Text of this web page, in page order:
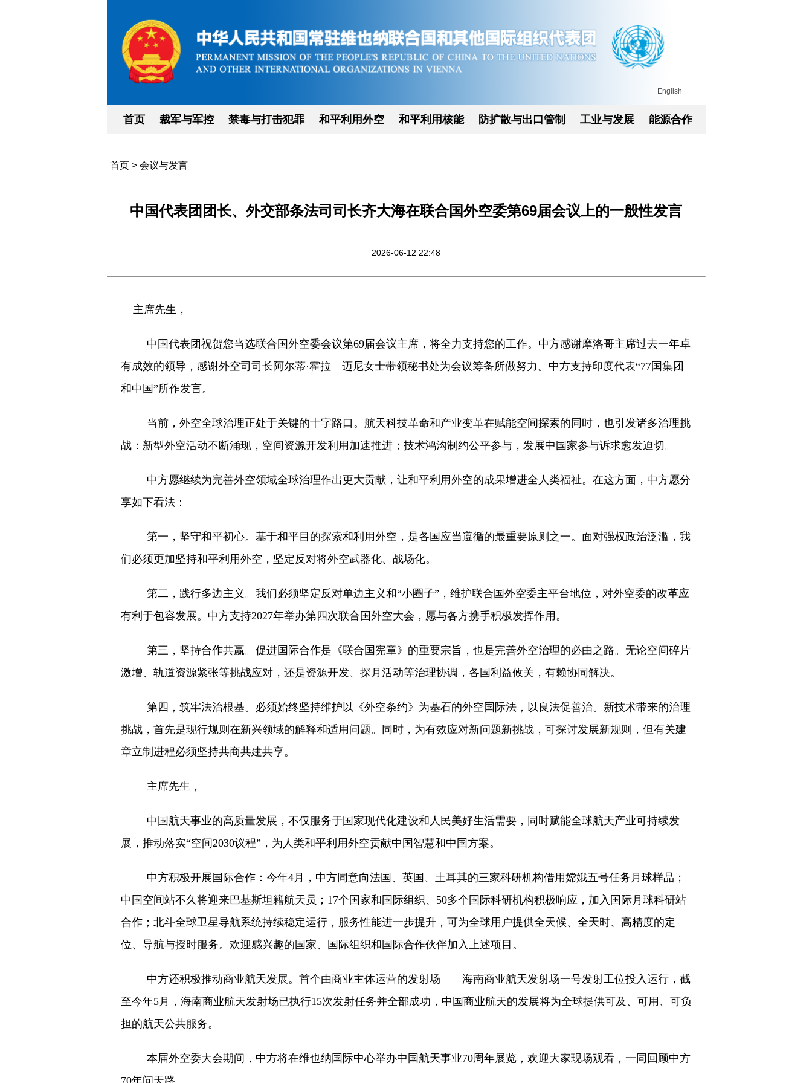
English
首页 裁军与军控 禁毒与打击犯罪 和平利用外空 和平利用核能 防扩散与出口管制 工业与发展 能源合作
首页> 会议与发言
中国代表团团长、外交部条法司司长齐大海在联合国外空委第69届会议上的一般性发言
2026-06-12 22:48
主席先生，
中国代表团祝贺您当选联合国外空委会议第69届会议主席，将全力支持您的工作。中方感谢摩洛哥主席过去一年卓
有成效的领导，感谢外空司司长阿尔蒂·霍拉—迈尼女士带领秘书处为会议筹备所做努力。中方支持印度代表“77国集团
和中国”所作发言。
当前，外空全球治理正处于关键的十字路口。航天科技革命和产业变革在赋能空间探索的同时，也引发诸多治理挑
战：新型外空活动不断涌现，空间资源开发利用加速推进；技术鸿沟制约公平参与，发展中国家参与诉求愈发迫切。
中方愿继续为完善外空领域全球治理作出更大贡献，让和平利用外空的成果增进全人类福祉。在这方面，中方愿分
享如下看法：
第一，坚守和平初心。基于和平目的探索和利用外空，是各国应当遵循的最重要原则之一。面对强权政治泛滥，我
们必须更加坚持和平利用外空，坚定反对将外空武器化、战场化。
第二，践行多边主义。我们必须坚定反对单边主义和“小圈子”，维护联合国外空委主平台地位，对外空委的改革应
有利于包容发展。中方支持2027年举办第四次联合国外空大会，愿与各方携手积极发挥作用。
第三，坚持合作共赢。促进国际合作是《联合国宪章》的重要宗旨，也是完善外空治理的必由之路。无论空间碎片
激增、轨道资源紧张等挑战应对，还是资源开发、探月活动等治理协调，各国利益攸关，有赖协同解决。
第四，筑牢法治根基。必须始终坚持维护以《外空条约》为基石的外空国际法，以良法促善治。新技术带来的治理
挑战，首先是现行规则在新兴领域的解释和适用问题。同时，为有效应对新问题新挑战，可探讨发展新规则，但有关建
章立制进程必须坚持共商共建共享。
主席先生，
中国航天事业的高质量发展，不仅服务于国家现代化建设和人民美好生活需要，同时赋能全球航天产业可持续发
展，推动落实“空间2030议程”，为人类和平利用外空贡献中国智慧和中国方案。
中方积极开展国际合作：今年4月，中方同意向法国、英国、土耳其的三家科研机构借用嫦娥五号任务月球样品；
中国空间站不久将迎来巴基斯坦籍航天员；17个国家和国际组织、50多个国际科研机构积极响应，加入国际月球科研站
合作；北斗全球卫星导航系统持续稳定运行，服务性能进一步提升，可为全球用户提供全天候、全天时、高精度的定
位、导航与授时服务。欢迎感兴趣的国家、国际组织和国际合作伙伴加入上述项目。
中方还积极推动商业航天发展。首个由商业主体运营的发射场——海南商业航天发射场一号发射工位投入运行，截
至今年5月，海南商业航天发射场已执行15次发射任务并全部成功，中国商业航天的发展将为全球提供可及、可用、可负
担的航天公共服务。
本届外空委大会期间，中方将在维也纳国际中心举办中国航天事业70周年展览，欢迎大家现场观看，一同回顾中方
70年问天路。